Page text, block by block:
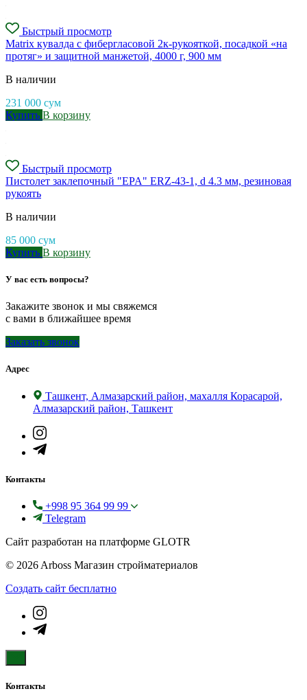
Быстрый просмотр
Matrix кувалда с фибергласовой 2к-рукояткой, посадкой «на
протяг» и защитной манжетой, 4000 г, 900 мм
В наличии
231 000 сум
Купить В корзину
Быстрый просмотр
Пистолет заклепочный "EPA" ERZ-43-1, d 4.3 мм, резиновая
рукоять
В наличии
85 000 сум
Купить В корзину
У вас есть вопросы?
Закажите звонок и мы свяжемся
с вами в ближайшее время
Заказать звонок
Адрес
Ташкент, Алмазарский район, махалля Корасарой,
Алмазарский район, Ташкент
Контакты
+998 95 364 99 99
Telegram
Сайт разработан на платформе GLOTR
© 2026 Arboss Магазин стройматериалов
Создать cайт бесплатно
Контакты